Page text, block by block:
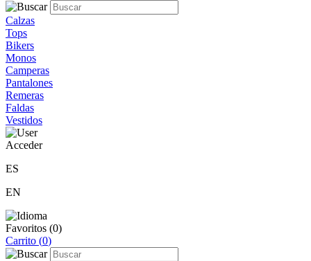
Calzas
Tops
Bikers
Monos
Camperas
Pantalones
Remeras
Faldas
Vestidos
Acceder
ES
EN
Favoritos (0)
Carrito (0)